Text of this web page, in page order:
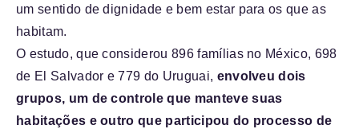
um sentido de dignidade e bem estar para os que as
habitam.
O estudo, que considerou 896 famílias no México, 698
de El Salvador e 779 do Uruguai, envolveu dois
grupos, um de controle que manteve suas
habitações e outro que participou do processo de